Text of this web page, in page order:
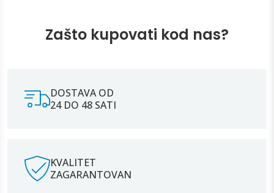
Zašto kupovati kod nas?
DOSTAVA OD
24 DO 48 SATI
KVALITET
ZAGARANTOVAN